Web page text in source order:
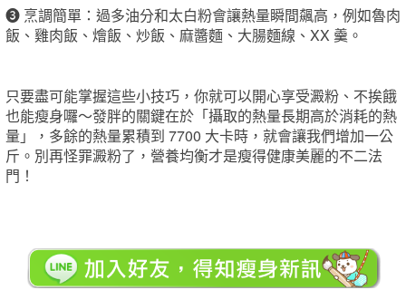
❸ 烹調簡單：過多油分和太白粉會讓熱量瞬間飆高，例如魯肉
飯、雞肉飯、燴飯、炒飯、麻醬麵、大腸麵線、XX 羹。
只要盡可能掌握這些小技巧，你就可以開心享受澱粉、不挨餓
也能瘦身囉～發胖的關鍵在於「攝取的熱量長期高於消耗的熱
量」，多餘的熱量累積到 7700 大卡時，就會讓我們增加一公
斤。別再怪罪澱粉了，營養均衡才是瘦得健康美麗的不二法
門！